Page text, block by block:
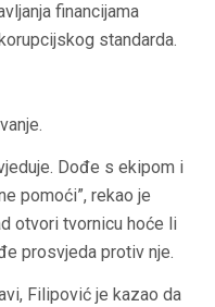
financijama
standarda.
Dođe s ekipom i
pomoći”, rekao je
otvori tvornicu hoće li
prosvjeda protiv nje.
Filipović je kazao da